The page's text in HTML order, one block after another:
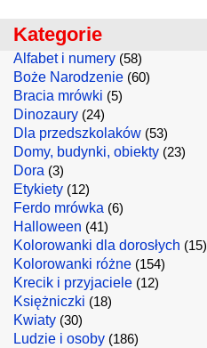
Kategorie
Alfabet i numery (58)
Boże Narodzenie (60)
Bracia mrówki (5)
Dinozaury (24)
Dla przedszkolaków (53)
Domy, budynki, obiekty (23)
Dora (3)
Etykiety (12)
Ferdo mrówka (6)
Halloween (41)
Kolorowanki dla dorosłych (15)
Kolorowanki różne (154)
Krecik i przyjaciele (12)
Księżniczki (18)
Kwiaty (30)
Ludzie i osoby (186)